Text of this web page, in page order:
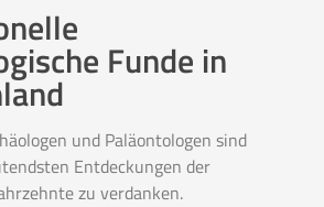
Funde in
und Paläontologen sind
Entdeckungen der
zu verdanken.